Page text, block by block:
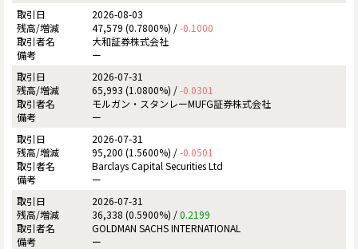
2026-08-03
47,579 (0.7800%) /-0.1000
大和証券株式会社
ー
2026-07-31
65,993 (1.0800%) /-0.0301
モルガン・スタンレーMUFG証券株式会社
ー
2026-07-31
95,200 (1.5600%) /-0.0501
Barclays Capital Securities Ltd
ー
2026-07-31
36,338 (0.5900%) /0.2199
GOLDMAN SACHS INTERNATIONAL
ー